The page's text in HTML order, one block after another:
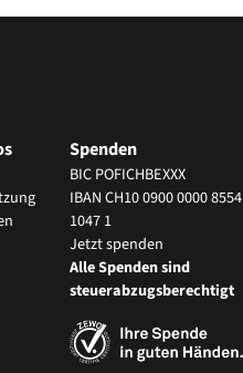
Spenden
BIC POFICHBEXXX
IBAN CH10 0900 0000 8554
1047 1
Jetzt spenden
Alle Spenden sind
steuerabzugsberechtigt